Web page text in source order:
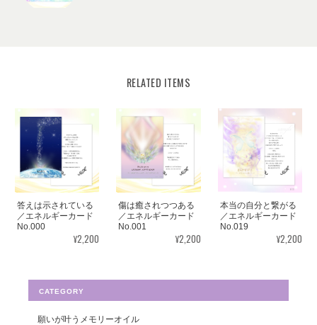
2025/08/18
見ていると心が穏やかになります。毎日、眺めたいと思います。
ありがとうございました✨ また機会があれば、宜しくお願い致し
ます。
この度はご購入いただき、誠にありがと
うございました。気に入っていただけた
ようで嬉しいです。とても励みになりま
RELATED ITEMS
答えは示されている
／エネルギーカード
No.000
¥2,200
傷は癒されつつある
／エネルギーカード
No.001
¥2,200
本当の自分と繋がる
／エネルギーカード
No.019
¥2,200
CATEGORY
願いが叶うメモリーオイル